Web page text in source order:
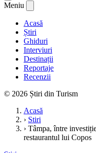
Meniu
Acasă
Știri
Ghiduri
Interviuri
Destinații
Reportaje
Recenzii
© 2026 Știri din Turism
Acasă
› Stiri
› Tâmpa, între
restaurantul lui Copos